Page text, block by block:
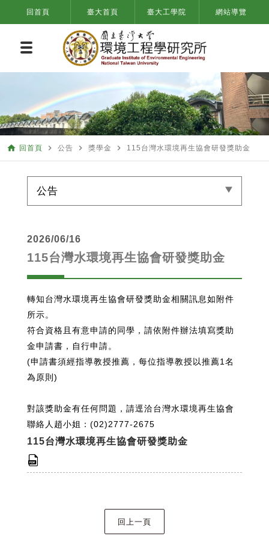
回首頁 臺大首頁 臺大工學院 網站導覽
home 回首頁 navigate_next 公告 navigate_next 獎學金 navigate_next 115台灣水環境再生協會研發獎助金
公告
2026/06/16
115台灣水環境再生協會研發獎助金
轉知台灣水環境再生協會研發獎助金相關訊息如附件
所示。
符合資格且有意申請的同學，請依附件辦法填寫獎助
金申請書，自行申請。
(申請書須經指導教授推薦，每位指導教授以推薦1名
為原則)
對該獎助金有任何問題，請逕洽台灣水環境再生協會
聯絡人趙小姐：(02)2777-2675
115台灣水環境再生協會研發獎助金